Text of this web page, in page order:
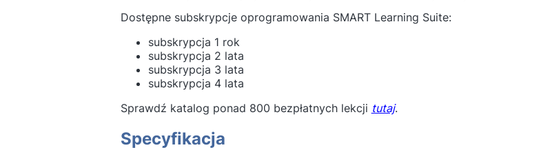
Dostępne subskrypcje oprogramowania SMART Learning Suite:
subskrypcja 1 rok
subskrypcja 2 lata
subskrypcja 3 lata
subskrypcja 4 lata
Sprawdź katalog ponad 800 bezpłatnych lekcji tutaj.
Specyfikacja